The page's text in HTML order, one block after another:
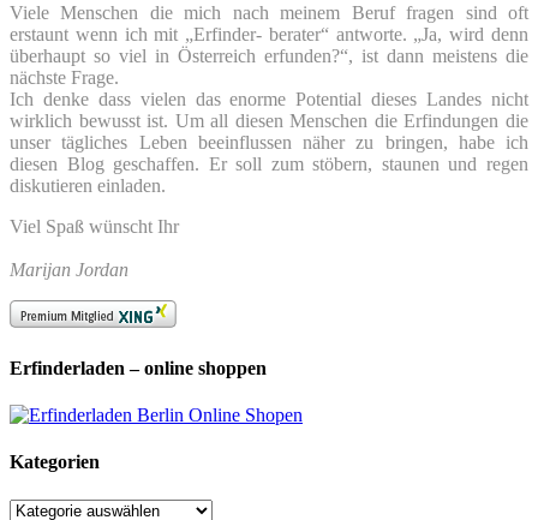
Viele Menschen die mich nach meinem Beruf fragen sind oft
erstaunt wenn ich mit „Erfinder- berater“ antworte. „Ja, wird denn
überhaupt so viel in Österreich erfunden?“, ist dann meistens die
nächste Frage.
Ich denke dass vielen das enorme Potential dieses Landes nicht
wirklich bewusst ist. Um all diesen Menschen die Erfindungen die
unser tägliches Leben beeinflussen näher zu bringen, habe ich
diesen Blog geschaffen. Er soll zum stöbern, staunen und regen
diskutieren einladen.
Viel Spaß wünscht Ihr
Marijan Jordan
Erfinderladen – online shoppen
Kategorien
Kategorien